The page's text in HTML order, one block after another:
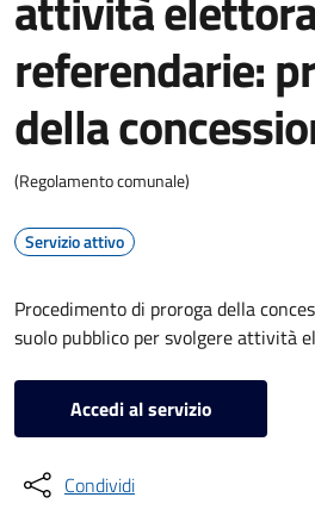
referendarie:
della
(Regolamento comunale)
Servizio attivo
Procedimento di proroga della
suolo pubblico per svolgere attività
Accedi al servizio
Condividi